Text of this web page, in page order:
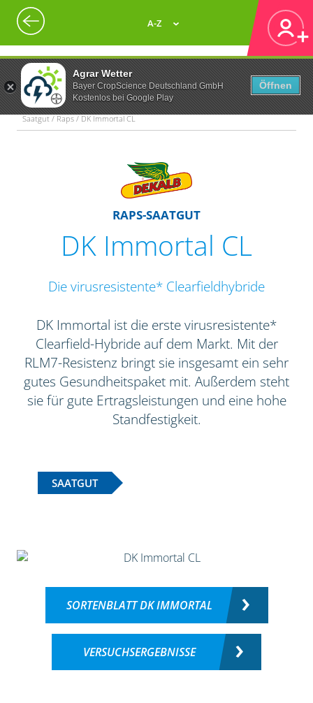
Agrar Wetter
Bayer CropScience Deutschland GmbH
Kostenlos bei Google Play
Öffnen
A-Z
Saatgut / Raps / DK Immortal CL
RAPS-SAATGUT
DK Immortal CL
Die virusresistente* Clearfieldhybride
DK Immortal ist die erste virusresistente*
Clearfield-Hybride auf dem Markt. Mit der
RLM7-Resistenz bringt sie insgesamt ein sehr
gutes Gesundheitspaket mit. Außerdem steht
sie für gute Ertragsleistungen und eine hohe
Standfestigkeit.
SAATGUT
SORTENBLATT DK IMMORTAL
VERSUCHSERGEBNISSE